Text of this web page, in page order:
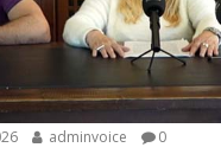
adminvoice 0